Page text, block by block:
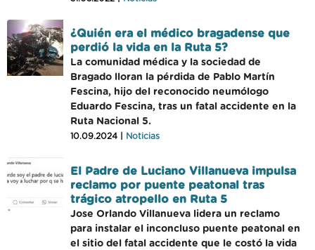
¿Quién era el médico bragadense que
perdió la vida en la Ruta 5?
La comunidad médica y la sociedad de
Bragado lloran la pérdida de Pablo Martín
Fescina, hijo del reconocido neumólogo
Eduardo Fescina, tras un fatal accidente en la
Ruta Nacional 5.
10.09.2024 | Noticias
El Padre de Luciano Villanueva impulsa
reclamo por puente peatonal tras
trágico atropello en Ruta 5
Jose Orlando Villanueva lidera un reclamo
para instalar el inconcluso puente peatonal en
el sitio del fatal accidente que le costó la vida